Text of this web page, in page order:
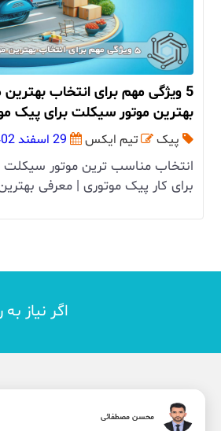
5 ویژگی مهم برای انتخاب
بهترین موتور سیکلت برای پیک
پیک تیم ایکس 29 اسفند 1402
انتخاب مناسب ترین موتور سیکلت
برای کار پیک موتوری | معرفی
اگر نیاز
محسن مصطفائی